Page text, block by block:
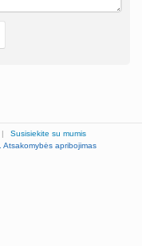
|
Susisiekite su mumis
Atsakomybės apribojimas